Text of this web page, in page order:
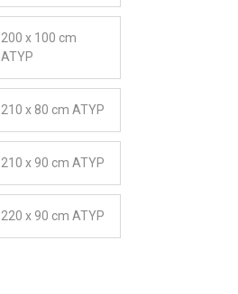
200 x 100 cm
ATYP
210 x 80 cm ATYP
210 x 90 cm ATYP
220 x 90 cm ATYP